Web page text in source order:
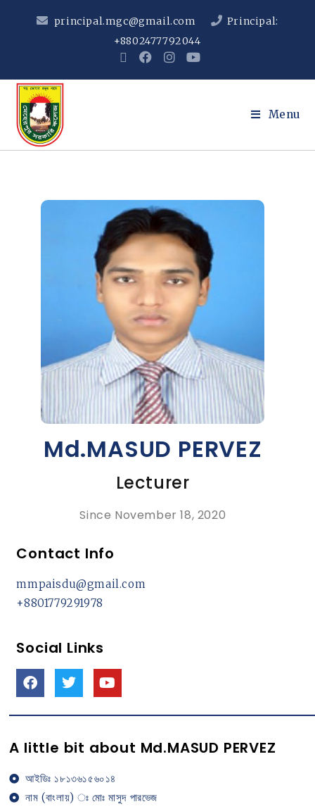
principal.mgc@gmail.com
Principal:
+8802477792044
Menu
Md.MASUD PERVEZ
Lecturer
Since November 18, 2020
Contact Info
mmpaisdu@gmail.com
+8801779291978
Social Links
A little bit about Md.MASUD PERVEZ
আইডিঃ ১৮১৩৬১৫৬০১৪
নাম (বাংলায়) ঃ মোঃ মাসুদ পারভেজ